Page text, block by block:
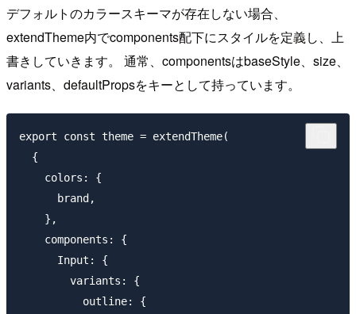
デフォルトのカラースキーマが存在しない場合、
extendTheme内でcomponents配下にスタイルを定義し、上
書きしていきます。 通常、componentsはbaseStyle、size、
variants、defaultPropsをキーとして持っています。
export const theme = extendTheme(
  {
    colors: {
      brand,
    },
    components: {
      Input: {
        variants: {
          outline: {